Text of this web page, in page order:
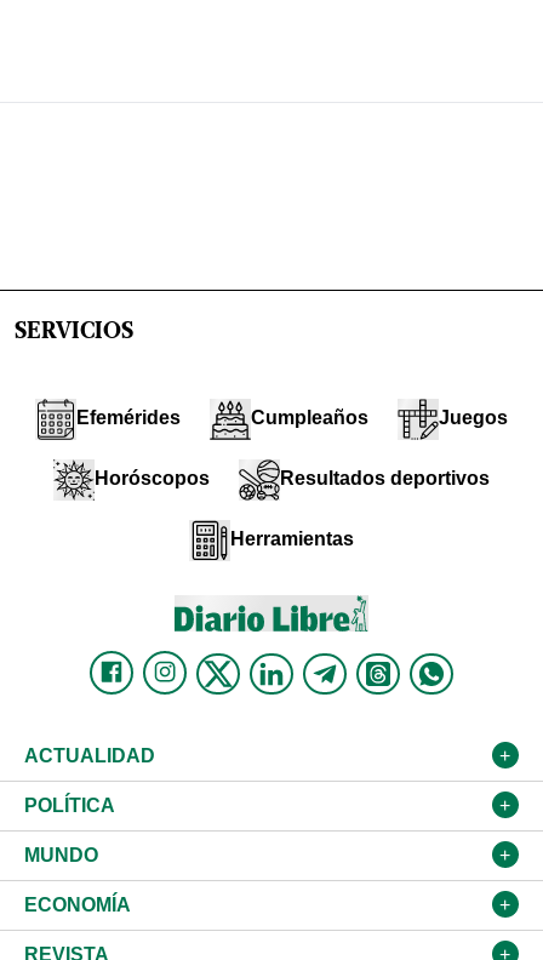
SERVICIOS
Efemérides Cumpleaños Juegos
Horóscopos Resultados deportivos
Herramientas
ACTUALIDAD
Nacional
Ciudad
Educación
Salud
POLÍTICA
Partidos
JCE
TSE
MUNDO
Estados Unidos
América Latina
ECONOMÍA
Finanzas
REVISTA